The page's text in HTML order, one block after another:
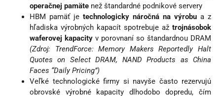
operačnej pamäte než štandardné podnikové servery
HBM pamäť je technologicky náročná na výrobu a z
hľadiska výrobných kapacít spotrebuje až trojnásobok
waferovej kapacity v porovnaní so štandardnou DRAM
(Zdroj: TrendForce: Memory Makers Reportedly Halt
Quotes on Select DRAM, NAND Products as China
Faces “Daily Pricing”)
Veľké technologické firmy si navyše často rezervujú
obrovské výrobné kapacity dlhodobo dopredu, čím